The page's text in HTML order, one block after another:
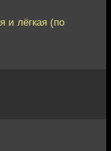
и лёгкая (по